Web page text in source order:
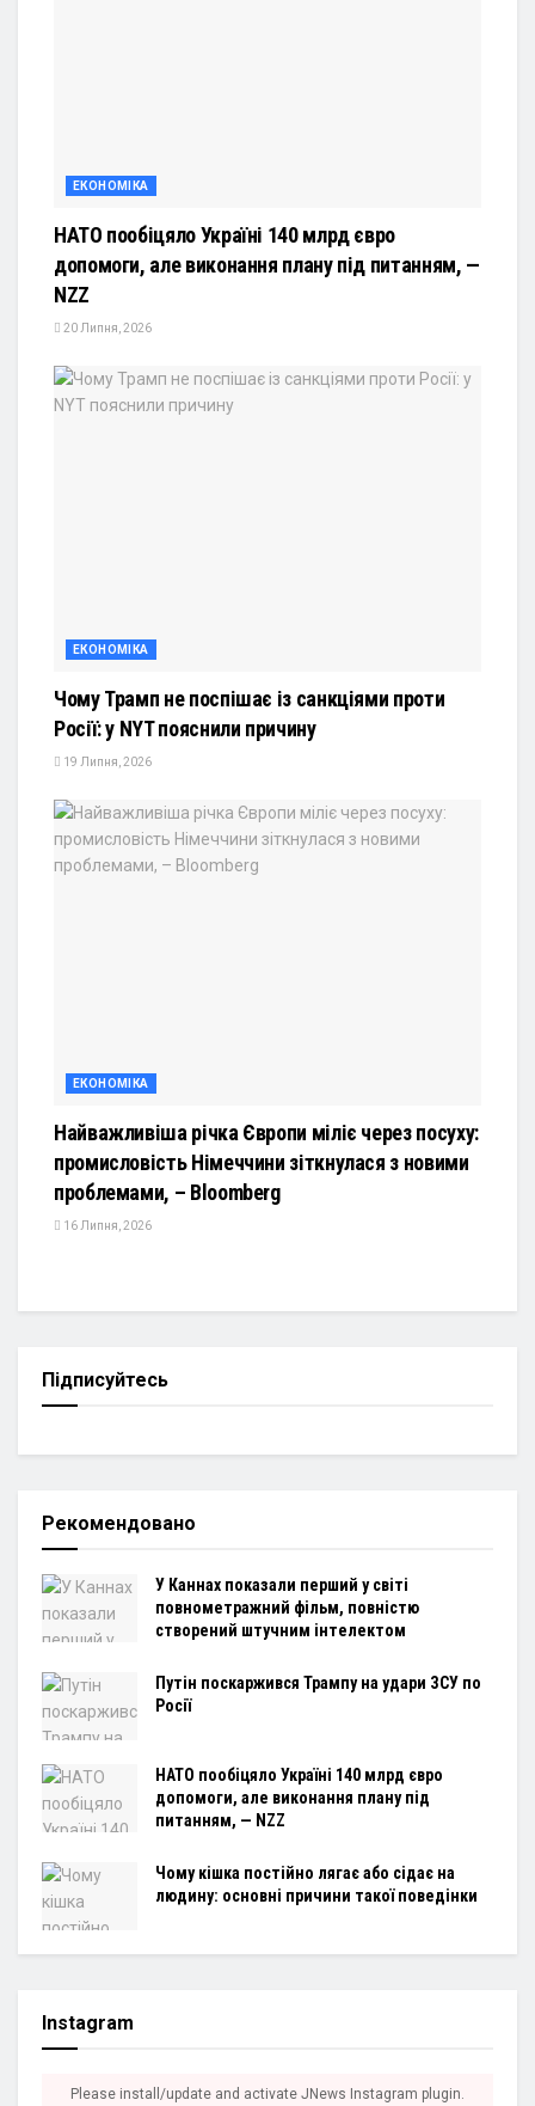
ЕКОНОМІКА
НАТО пообіцяло Україні 140 млрд євро
допомоги, але виконання плану під питанням, —
NZZ
20 Липня, 2026
ЕКОНОМІКА
Чому Трамп не поспішає із санкціями проти
Росії: у NYT пояснили причину
19 Липня, 2026
ЕКОНОМІКА
Найважливіша річка Європи міліє через посуху:
промисловість Німеччини зіткнулася з новими
проблемами, – Bloomberg
16 Липня, 2026
Підписуйтесь
Рекомендовано
У Каннах показали перший у світі
повнометражний фільм, повністю
створений штучним інтелектом
Путін поскаржився Трампу на удари ЗСУ по
Росії
НАТО пообіцяло Україні 140 млрд євро
допомоги, але виконання плану під
питанням, — NZZ
Чому кішка постійно лягає або сідає на
людину: основні причини такої поведінки
Instagram
Please install/update and activate JNews Instagram plugin.